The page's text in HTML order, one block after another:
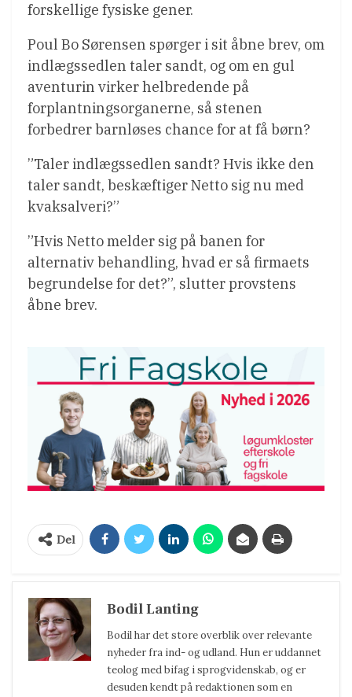
forskellige fysiske gener.
Poul Bo Sørensen spørger i sit åbne brev, om
indlægssedlen taler sandt, og om en gul
aventurin virker helbredende på
forplantningsorganerne, så stenen
forbedrer barnløses chance for at få børn?
”Taler indlægssedlen sandt? Hvis ikke den
taler sandt, beskæftiger Netto sig nu med
kvaksalveri?”
”Hvis Netto melder sig på banen for
alternativ behandling, hvad er så firmaets
begrundelse for det?”, slutter provstens
åbne brev.
Del
Bodil Lanting
Bodil har det store overblik over relevante
nyheder fra ind- og udland. Hun er uddannet
teolog med bifag i sprogvidenskab, og er
desuden kendt på redaktionen som en